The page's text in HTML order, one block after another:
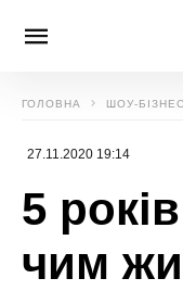
ГОЛОВНА ШОУ-БІЗНЕС
27.11.2020 19:14
5
чим